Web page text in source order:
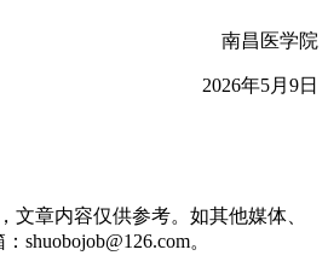
南昌医学院
2026年5月9日
章内容仅供参考。如其他媒体、
。